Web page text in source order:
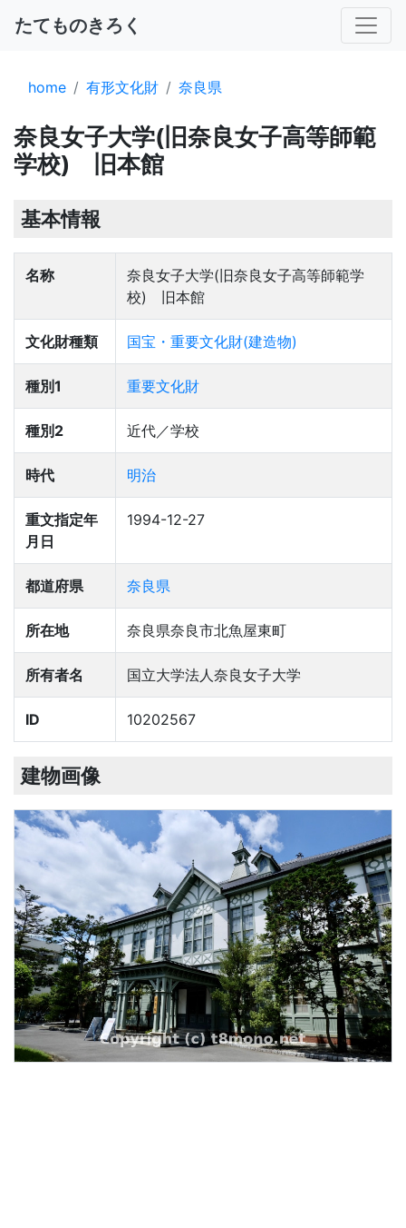
たてものきろく
home 有形文化財 奈良県
奈良女子大学(旧奈良女子高等師範
学校) 旧本館
基本情報
名称
奈良女子大学(旧奈良女子高等師範学
校) 旧本館
文化財種類 国宝・重要文化財(建造物)
種別1 重要文化財
種別2 近代／学校
時代 明治
重文指定年
月日
1994-12-27
都道府県 奈良県
所在地 奈良県奈良市北魚屋東町
所有者名 国立大学法人奈良女子大学
ID 10202567
建物画像